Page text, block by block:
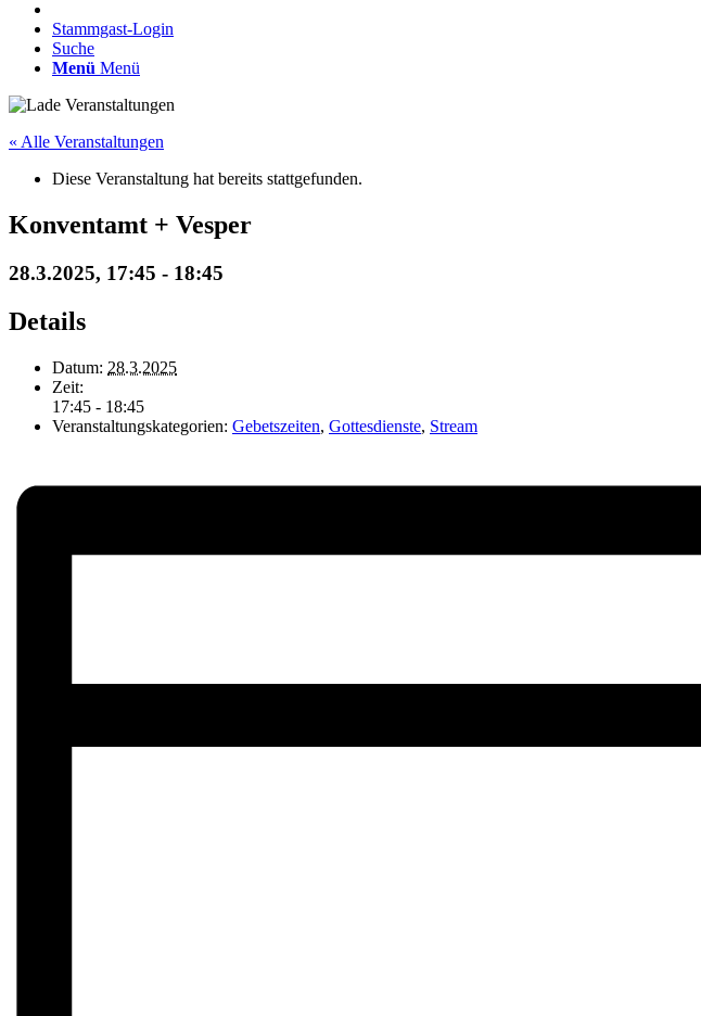
Stammgast-Login
Suche
Menü Menü
« Alle Veranstaltungen
Diese Veranstaltung hat bereits stattgefunden.
Konventamt + Vesper
28.3.2025, 17:45 - 18:45
Details
Datum: 28.3.2025
Zeit:
17:45 - 18:45
Veranstaltungskategorien: Gebetszeiten, Gottesdienste, Stream